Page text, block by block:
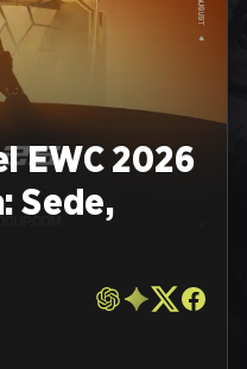
EWC 2026
Sede,